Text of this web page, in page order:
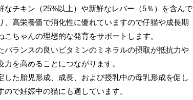
なチキン（25%以上）や新鮮なレバー（5％）を含んで
、高栄養価で消化性に優れていますので仔猫や成長期
こちゃんの理想的な発育をサポートします。
バランスの良いビタミンのミネラルの摂取が抵抗力や
力を高めることにつながります。
した胎児形成、成長、および授乳中の母乳形成を促し
ので妊娠中の猫にも適しています。